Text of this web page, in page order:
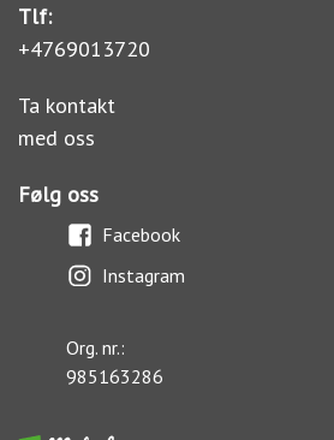
Tlf:
+4769013720
Ta kontakt
med oss
Følg oss
Facebook
Instagram
Org. nr.:
985163286